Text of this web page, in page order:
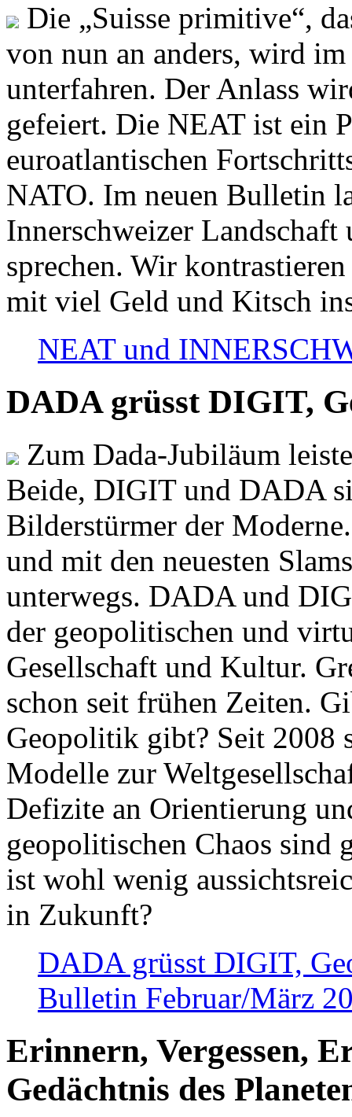
Die „Suisse primitive“,
von nun an anders, wird
unterfahren. Der Anlass
gefeiert. Die NEAT ist ein
euroatlantischen
NATO. Im neuen Bulletin
Innerschweizer
sprechen. Wir
mit viel Geld und Kitsch
NEAT und
DADA grüsst DIGIT,
Zum Dada-Jubiläum
Beide, DIGIT und DADA
Bilderstürmer der
und mit den neuesten
unterwegs. DADA und
der geopolitischen und
Gesellschaft und Kultur.
schon seit frühen Zeiten.
Geopolitik gibt? Seit 2008
Modelle zur
Defizite an Orientierung
geopolitischen Chaos sind
ist wohl wenig
in Zukunft?
DADA grüsst DIGIT,
Bulletin Februar/März
Erinnern, Vergessen,
Gedächtnis des